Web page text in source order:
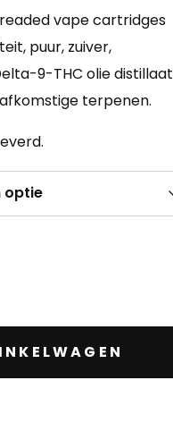
vape cartridges
puur, zuiver,
9-THC olie distillaat
terpenen.